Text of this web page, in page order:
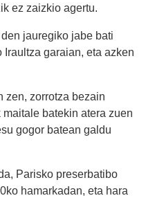
ez zaizkio agertu.
jauregiko jabe bati
garaian, eta azken
zen, zorrotza bezain
batekin atera zuen
gogor batean galdu
Parisko preserbatibo
hamarkadan, eta hara